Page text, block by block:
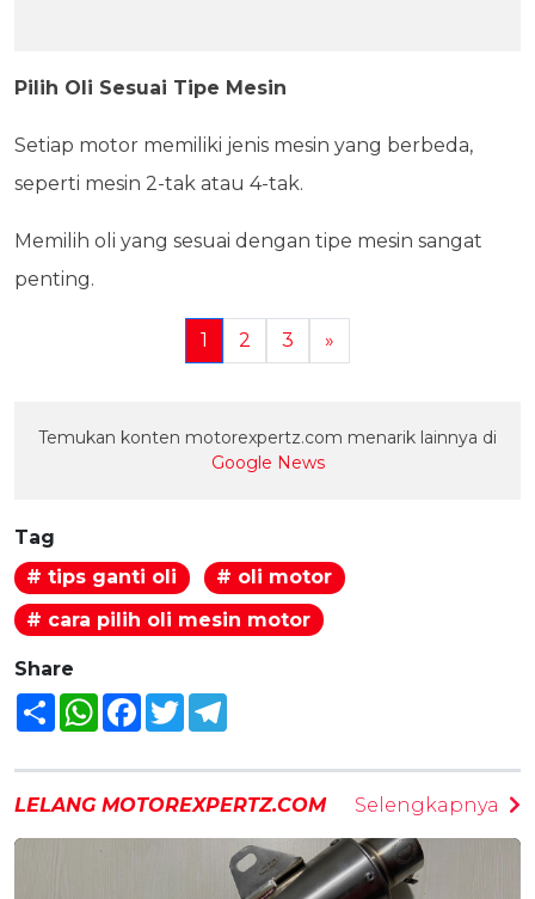
Pilih Oli Sesuai Tipe Mesin
Setiap motor memiliki jenis mesin yang berbeda,
seperti mesin 2-tak atau 4-tak.
Memilih oli yang sesuai dengan tipe mesin sangat
penting.
1 2 3 »
Temukan konten motorexpertz.com menarik lainnya di
Google News
Tag
# tips ganti oli
# oli motor
# cara pilih oli mesin motor
Share
Share WhatsAppFacebook
Twitter
LELANG MOTOREXPERTZ.COM Selengkapnya